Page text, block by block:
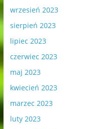
wrzesień 2023
sierpień 2023
lipiec 2023
czerwiec 2023
maj 2023
kwiecień 2023
marzec 2023
luty 2023